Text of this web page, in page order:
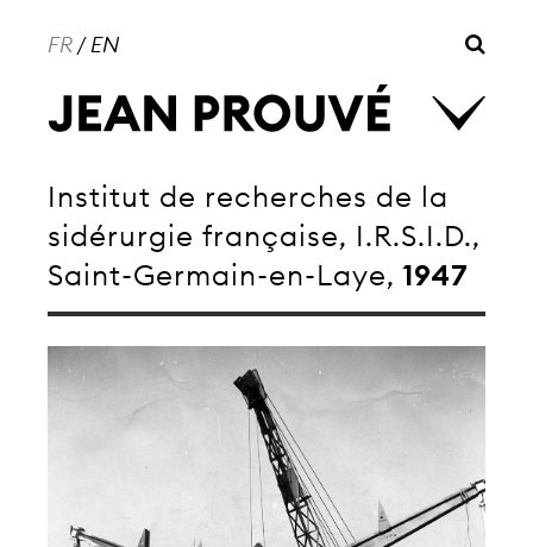
FR/EN
Institut de recherches de la
sidérurgie française, I.R.S.I.D.,
Saint-Germain-en-Laye, 1947